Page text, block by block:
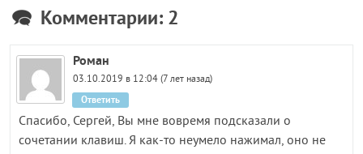
Комментарии: 2
Роман
03.10.2019 в 12:04 (7 лет назад)
Спасибо, Сергей, Вы мне вовремя подсказали о
сочетании клавиш. Я как-то неумело нажимал, оно не
Ответить